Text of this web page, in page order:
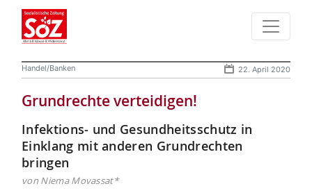
Handel/Banken 22. April 2020
Grundrechte verteidigen!
Infektions- und Gesundheitsschutz in
Einklang mit anderen Grundrechten
bringen
von Niema Movassat*